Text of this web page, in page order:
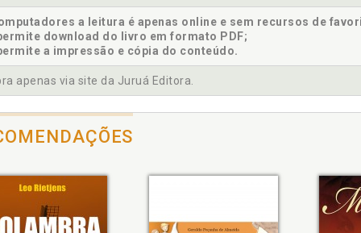
26 O DESPRENDIMENTO DA MATÉRIA DÁ-SE ATRAVÉS DA
27 COMO SER LIVRE, VIVENDO UMA VIDA MATERIAL, ONDE
a leitura é apenas online e sem recursos de
download do livro em formato PDF;
a impressão e cópia do conteúdo.
apenas via site da Juruá Editora.